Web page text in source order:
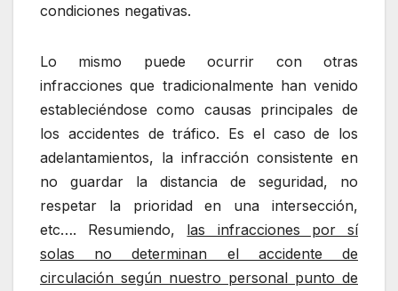
condiciones negativas.
Lo mismo puede ocurrir con otras
infracciones que tradicionalmente han venido
estableciéndose como causas principales de
los accidentes de tráfico. Es el caso de los
adelantamientos, la infracción consistente en
no guardar la distancia de seguridad, no
respetar la prioridad en una intersección,
etc…. Resumiendo, las infracciones por sí
solas no determinan el accidente de
circulación según nuestro personal punto de